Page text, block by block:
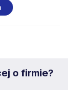
adres
tym
przez okres
być w każdym
o firmie?